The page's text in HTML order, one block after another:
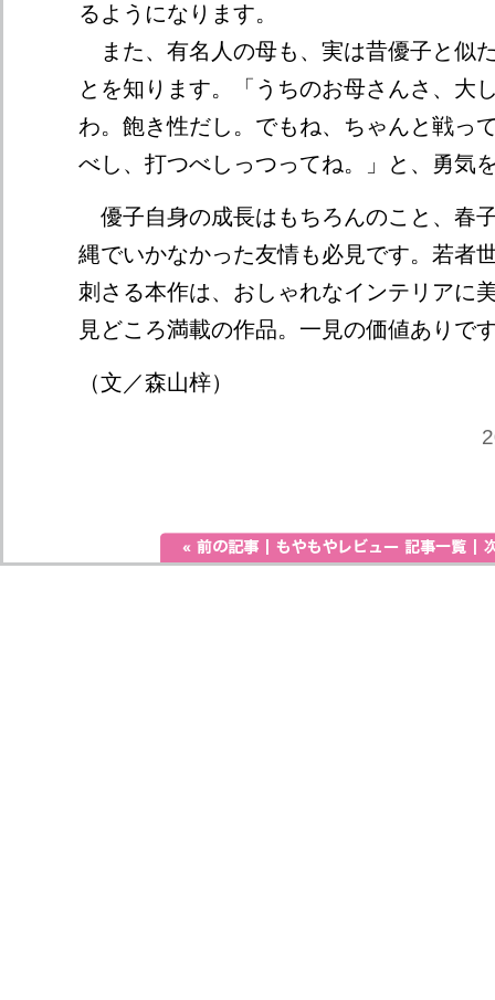
るようになります。
また、有名人の母も、実は昔優子と似
とを知ります。「うちのお母さんさ、大
わ。飽き性だし。でもね、ちゃんと戦っ
べし、打つべしっつってね。」と、勇気
優子自身の成長はもちろんのこと、春
縄でいかなかった友情も必見です。若者
刺さる本作は、おしゃれなインテリアに
見どころ満載の作品。一見の価値ありで
（文／森山梓）